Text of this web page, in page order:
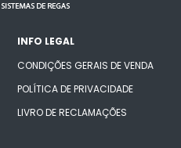
INFO LEGAL
CONDIÇÕES GERAIS DE VENDA
POLÍTICA DE PRIVACIDADE
LIVRO DE RECLAMAÇÕES